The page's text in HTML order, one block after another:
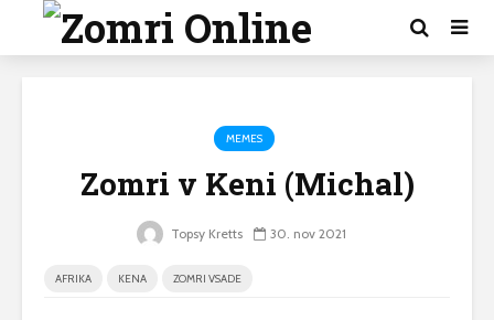
MEMES
Zomri v Keni (Michal)
Topsy Kretts 30. nov 2021
AFRIKA KENA ZOMRI VSADE